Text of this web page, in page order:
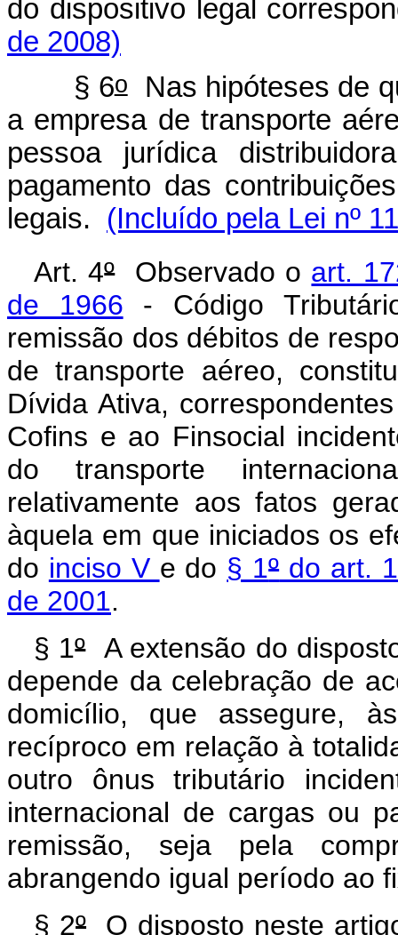
do dispositivo legal
de 2008)
§ 6oNas hipóteses de
a empresa de transporte
pessoa jurídica
pagamento das
legais. (Incluído pela Lei nº
Art. 4ºObservado o art.
de 1966 - Código
remissão dos débitos de
de transporte aéreo,
Dívida Ativa,
Cofins e ao Finsocial
do transporte
relativamente aos fatos
àquela em que iniciados os
do inciso V e do § 1ºdo art.
de 2001.
§ 1ºA extensão do
depende da celebração de
domicílio, que assegure,
recíproco em relação à
outro ônus tributário
internacional de cargas ou
remissão, seja pela
abrangendo igual período ao
§ 2º O disposto neste